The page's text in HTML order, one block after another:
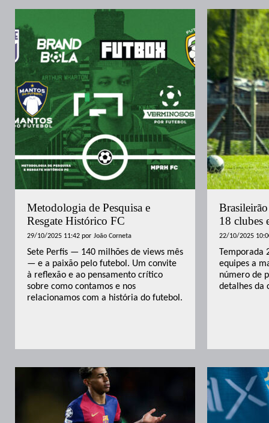
Metodologia de Pesquisa e
Resgate Histórico FC
29/10/2025 11:42 por João Corneta
Sete Perfis — 140 milhões de views mês
— e a paixão pelo futebol. Um convite
à reflexão e ao pensamento crítico
sobre como contamos e nos
relacionamos com a história do futebol.
18 clubes
22/10/2025
Temporada
equipes a
número de
detalhes da